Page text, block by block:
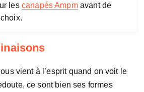
les canapés Ampmavant de
vient à l’esprit quand on voit le
ce sont bien ses formes